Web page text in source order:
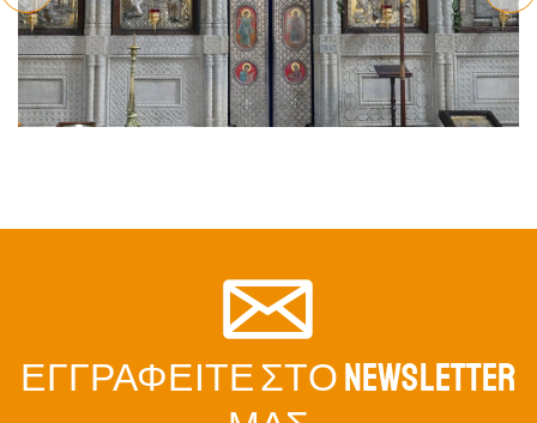
ΕΓΓΡΑΦΕΊΤΕ ΣΤΟ NEWSLETTER